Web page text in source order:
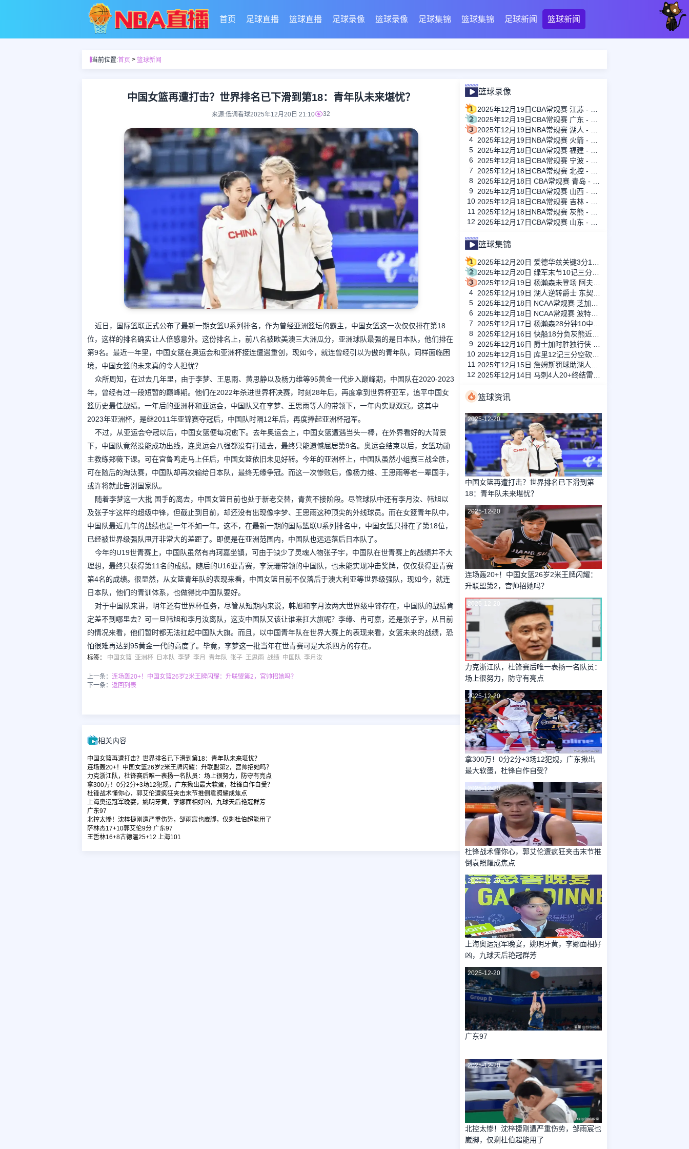
首页 足球直播 篮球直播 足球录像 篮球录像 足球集锦 篮球集锦 足球新闻 篮球新闻
当前位置:首页 > 篮球新闻
中国女篮再遭打击？世界排名已下滑到第18：青年队未来堪忧？
来源:低调看球2025年12月20日 21:10 32
近日，国际篮联正式公布了最新一期女篮U系列排名，作为曾经亚洲篮坛的霸主，中国女篮这一次仅仅排在第18
位，这样的排名确实让人倍感意外。这份排名上，前八名被欧美澳三大洲瓜分，亚洲球队最强的是日本队，他们排在
第9名。最近一年里，中国女篮在奥运会和亚洲杯接连遭遇重创，现如今，就连曾经引以为傲的青年队，同样面临困
境，中国女篮的未来真的令人担忧？
众所周知，在过去几年里，由于李梦、王思雨、黄思静以及杨力维等95黄金一代步入巅峰期，中国队在2020-2023
年，曾经有过一段短暂的巅峰期。他们在2022年杀进世界杯决赛，时刻28年后，再度拿到世界杯亚军，追平中国女
篮历史最佳战绩。一年后的亚洲杯和亚运会，中国队又在李梦、王思雨等人的带领下，一年内实现双冠。这其中
2023年亚洲杯，是继2011年亚锦赛夺冠后，中国队时隔12年后，再度捧起亚洲杯冠军。
不过，从亚运会夺冠以后，中国女篮便每况愈下。去年奥运会上，中国女篮遭遇当头一棒，在外界看好的大背景
下，中国队竟然没能成功出线，连奥运会八强都没有打进去，最终只能遗憾屈居第9名。奥运会结束以后，女篮功勋
主教练郑薇下课。可在宫鲁鸣走马上任后，中国女篮依旧未见好转。今年的亚洲杯上，中国队虽然小组赛三战全胜，
可在随后的淘汰赛，中国队却再次输给日本队，最终无缘争冠。而这一次惨败后，像杨力维、王思雨等老一辈国手，
或许将就此告别国家队。
随着李梦这一大批 国手的离去，中国女篮目前也处于新老交替，青黄不接阶段。尽管球队中还有李月汝、韩旭以
及张子宇这样的超级中锋，但截止到目前，却还没有出现像李梦、王思雨这种顶尖的外线球员。而在女篮青年队中，
中国队最近几年的战绩也是一年不如一年。这不，在最新一期的国际篮联U系列排名中，中国女篮只排在了第18位，
已经被世界级强队甩开非常大的差距了。即便是在亚洲范围内，中国队也远远落后日本队了。
今年的U19世青赛上，中国队虽然有冉珂嘉坐镇，可由于缺少了灵魂人物张子宇，中国队在世青赛上的战绩并不大
理想，最终只获得第11名的成绩。随后的U16亚青赛，李沅珊带领的中国队，也未能实现冲击奖牌，仅仅获得亚青赛
第4名的成绩。很显然，从女篮青年队的表现来看，中国女篮目前不仅落后于澳大利亚等世界级强队，现如今，就连
日本队，他们的青训体系，也做得比中国队要好。
对于中国队来讲，明年还有世界杯任务，尽管从短期内来说，韩旭和李月汝两大世界级中锋存在，中国队的战绩肯
定差不到哪里去？可一旦韩旭和李月汝离队，这支中国队又该让谁来扛大旗呢？李缘、冉可嘉，还是张子宇，从目前
的情况来看，他们暂时都无法扛起中国队大旗。而且，以中国青年队在世界大赛上的表现来看，女篮未来的战绩，恐
怕很难再达到95黄金一代的高度了。毕竟，李梦这一批当年在世青赛可是大杀四方的存在。
标签： 中国女篮 亚洲杯 日本队 李梦 李月 青年队 张子 王思雨 战绩 中国队 李月汝
上一条： 连场轰20+！中国女篮26岁2米王牌闪耀：升联盟第2，宫帅招她吗？
下一条： 返回列表
相关内容
中国女篮再遭打击？世界排名已下滑到第18：青年队未来堪忧？
连场轰20+！中国女篮26岁2米王牌闪耀：升联盟第2，宫帅招她吗？
力克浙江队，杜锋赛后唯一表扬一名队员：场上很努力，防守有亮点
拿300万！0分2分+3场12犯规，广东揪出最大软蛋，杜锋自作自受？
杜锋战术懂你心，郭艾伦遭疯狂夹击末节推倒袁照耀成焦点
上海奥运冠军晚宴，姚明牙黄，李娜面相好凶，九球天后艳冠群芳
广东97
北控太惨！沈梓捷刚遭严重伤势，邹雨宸也崴脚，仅剩杜伯超能用了
萨林杰17+10郭艾伦9分 广东97
王哲林16+8古德温25+12 上海101
篮球录像
1
2
3
4
5
6
7
8
9
10
11
12
篮球集锦
1
2
3
4
5
6
7
8
9
10
11
12
篮球资讯
2025-12-20
中国女篮再遭打击？世界排名已下滑到第
18：青年队未来堪忧？
2025-12-20
连场轰20+！中国女篮26岁2米王牌闪耀：
升联盟第2，宫帅招她吗？
2025-12-20
力克浙江队，杜锋赛后唯一表扬一名队员：
场上很努力，防守有亮点
2025-12-20
拿300万！0分2分+3场12犯规，广东揪出
最大软蛋，杜锋自作自受？
2025-12-20
杜锋战术懂你心，郭艾伦遭疯狂夹击末节推
倒袁照耀成焦点
2025-12-20
上海奥运冠军晚宴，姚明牙黄，李娜面相好
凶，九球天后艳冠群芳
2025-12-20
广东97
2025-12-20
北控太惨！沈梓捷刚遭严重伤势，邹雨宸也
崴脚，仅剩杜伯超能用了